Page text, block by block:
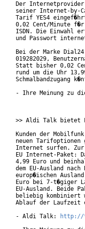
Der
seiner Internet-by-
Tarif YES4
0,02 Cent/Minute f�r
ISDN. Die Einwahl
und Passwort
Bei der Marke
019282029,
Statt bisher 0,02
rund um die Uhr
Schmalbandzugang
- Ihre Meinung zu
>> Aldi Talk bietet
Kunden der
neuen Tarifoptionen
Internet surfen. Zur
EU Internet-Paket:
4,99 Euro und
dem EU-Ausland nach
europ�ischen
Euro bei 7-t�giger
EU-Ausland. Beide
beliebig kombiniert
Ablauf der Laufzeit
- Aldi Talk:
http://